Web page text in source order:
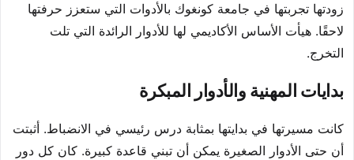
زودتها تجربتها في جامعة كونغوك بالأدوات التي ستعزز حرفتها
لاحقًا. هيأت الأساس الأكاديمي لها للأدوار الرائدة التي تلت
التخرج.
بدايات المهنية والأدوار المبكرة
كانت مسيرتها في بدايتها بمثابة درس رئيسي في الانضباط. أثبتت
أن حتى الأدوار الصغيرة يمكن أن تبني قاعدة كبيرة. كان كل دور